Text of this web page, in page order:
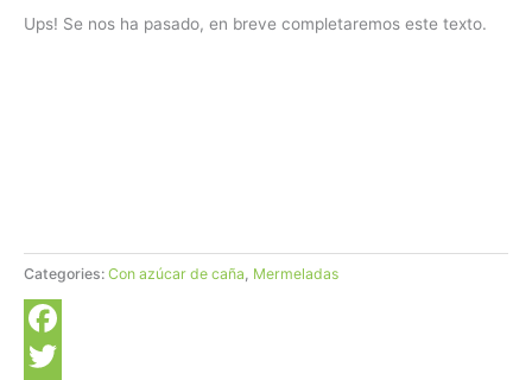
Ups! Se nos ha pasado, en breve completaremos este texto.
Categories: Con azúcar de caña Mermeladas
Facebook